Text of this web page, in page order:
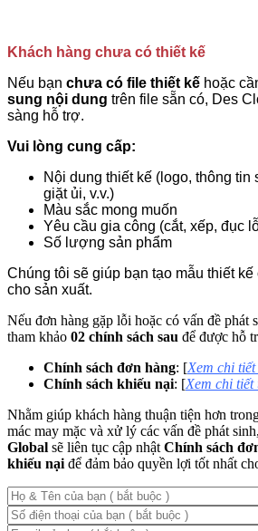
Khách hàng chưa có thiết kế
Nếu bạn chưa có file thiết kế hoặc
sung nội dung trên file sẵn có, Des
sàng hỗ trợ.
Vui lòng cung cấp:
Nội dung thiết kế (logo, thông
giặt ủi, v.v.)
Màu sắc mong muốn
Yêu cầu gia công (cắt, xếp, đục
Số lượng sản phẩm
Chúng tôi sẽ giúp bạn tạo mẫu thiết
cho sản xuất.
Nếu đơn hàng gặp lỗi hoặc có vấn đề phát
tham khảo 02 chính sách sau để được hỗ
Chính sách đơn hàng: [Xem chi
Chính sách khiếu nại: [Xem chi tiết
Nhằm giúp khách hàng thuận tiện hơn
mác may mặc và xử lý các vấn đề phát sinh,
Global sẽ liên tục cập nhật Chính sách
khiếu nại để đảm bảo quyền lợi tốt nhất